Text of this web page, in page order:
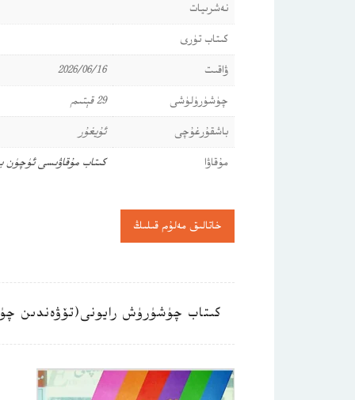
نەشرىيات
كىتاب تۈرى
ۋاقىت
2026/06/16
چۈشۈرۈلۈشى
29 قېتىم
باشقۇرغۇچى
ئۇيغۇر
مۇقاۋا
كىتاب مۇقاۋىسى ئۈچۈن
خاتالىق مەلۇم قىلىڭ
كىتاب چۈشۈرۈش رايونى(تۆۋەندىن